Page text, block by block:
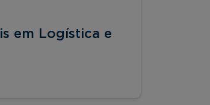
em Logística e